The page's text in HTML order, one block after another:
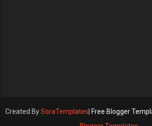
Created BySoraTemplates Free Blogger